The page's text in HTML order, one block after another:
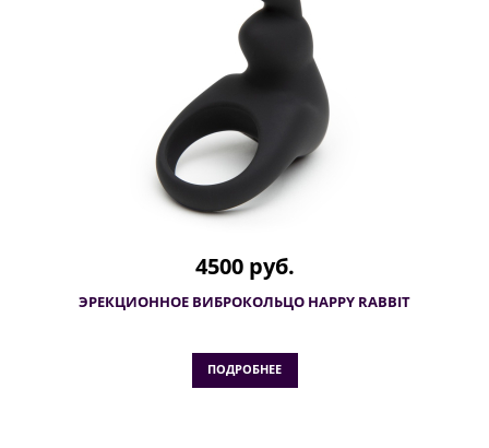
4500 руб.
ЭРЕКЦИОННОЕ ВИБРОКОЛЬЦО HAPPY RABBIT
ПОДРОБНЕЕ